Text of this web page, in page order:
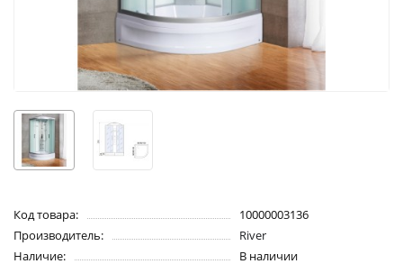
Код товара:
10000003136
Производитель:
River
Наличие:
В наличии